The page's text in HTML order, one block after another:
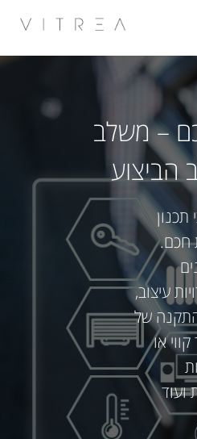
– משלב
הביצוע
חכם.
עיצוב,
של
או
ועוד